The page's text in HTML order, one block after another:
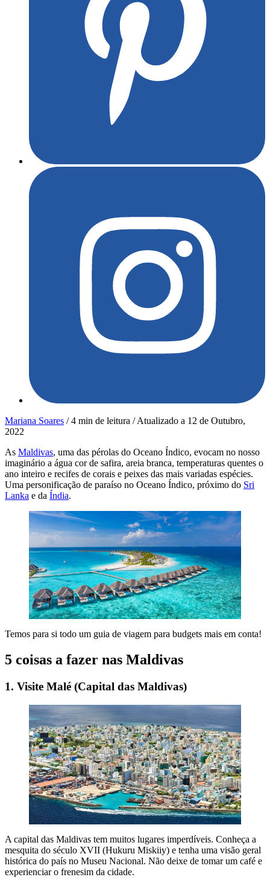
Mariana Soares / 4 min de leitura /Atualizado a 12 de Outubro,
2022
As Maldivas, uma das pérolas do Oceano Índico, evocam no nosso
imaginário a água cor de safira, areia branca, temperaturas quentes o
ano inteiro e recifes de corais e peixes das mais variadas espécies.
Uma personificação de paraíso no Oceano Índico, próximo do Sri
Lanka e da Índia.
Temos para si todo um guia de viagem para budgets mais em conta!
5 coisas a fazer nas Maldivas
1. Visite Malé (Capital das Maldivas)
A capital das Maldivas tem muitos lugares imperdíveis. Conheça a
mesquita do século XVII (Hukuru Miskiiy) e tenha uma visão geral
histórica do país no Museu Nacional. Não deixe de tomar um café e
experienciar o frenesim da cidade.